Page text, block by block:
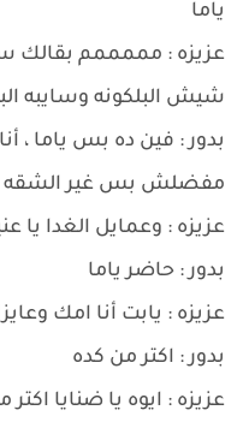
ياما
عزيزه : مممممم بقالك
شيش البلكونه وسايبه
بدور : فين ده بس ياما ،
مفضلش بس غير الشقه
عزيزه : وعمايل الغدا يا
بدور : حاضر ياما
عزيزه : يابت أنا امك
بدور : اكتر من كده
عزيزه : ايوه يا ضنايا